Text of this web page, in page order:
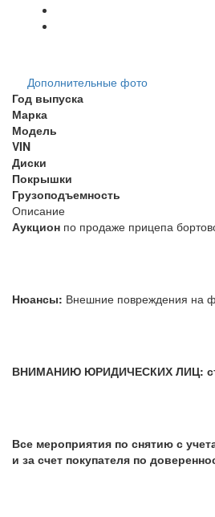
Дополнительные фото
Год выпуска
Марка
Модель
VIN
Диски
Покрышки
Грузоподъемность
Описание
Аукцион по продаже
Нюансы: Внешние повреждения
ВНИМАНИЮ ЮРИДИЧЕСКИХ ЛИЦ:
Все мероприятия по снятию с
и за счет покупателя по